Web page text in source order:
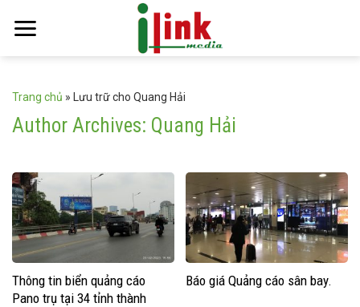
Trang chủ » Lưu trữ cho Quang Hải
Author Archives: Quang Hải
Thông tin biển quảng cáo
Pano trụ tại 34 tỉnh thành
Báo giá Quảng cáo sân bay.